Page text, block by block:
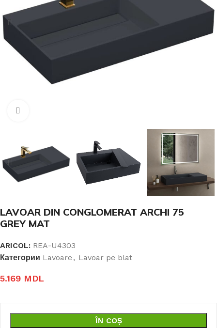
LAVOAR DIN CONGLOMERAT ARCHI 75
GREY MAT
ARICOL: REA-U4303
Категории Lavoare , Lavoar pe blat
5.169 MDL
ÎN COȘ